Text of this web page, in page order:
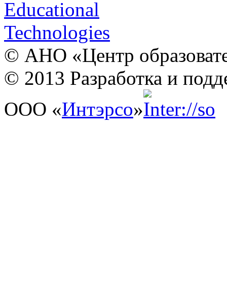
© АНО «Центр
© 2013 Разработка и
ООО «Интэрсо»